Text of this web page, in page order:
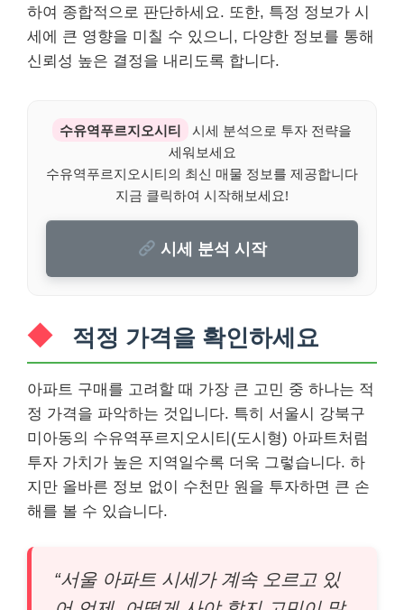
하여 종합적으로 판단하세요. 또한, 특정 정보가 시
세에 큰 영향을 미칠 수 있으니, 다양한 정보를 통해
신뢰성 높은 결정을 내리도록 합니다.
수유역푸르지오시티
시세 분석으로 투자 전략을
세워보세요
수유역푸르지오시티의 최신 매물 정보를 제공합니다
지금 클릭하여 시작해보세요!
시세 분석 시작
적정 가격을 확인하세요
아파트 구매를 고려할 때 가장 큰 고민 중 하나는 적
정 가격을 파악하는 것입니다. 특히 서울시 강북구
미아동의 수유역푸르지오시티(도시형) 아파트처럼
투자 가치가 높은 지역일수록 더욱 그렇습니다. 하
지만 올바른 정보 없이 수천만 원을 투자하면 큰 손
해를 볼 수 있습니다.
“서울 아파트 시세가 계속 오르고 있